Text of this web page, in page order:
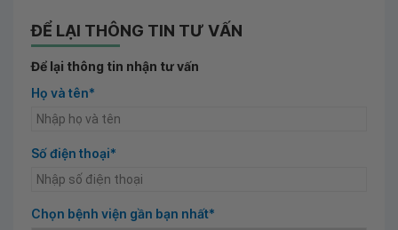
ĐỂ LẠI THÔNG TIN TƯ VẤN
Để lại thông tin nhận tư vấn
Họ và tên*
Số điện thoại*
Chọn bệnh viện gần bạn nhất*